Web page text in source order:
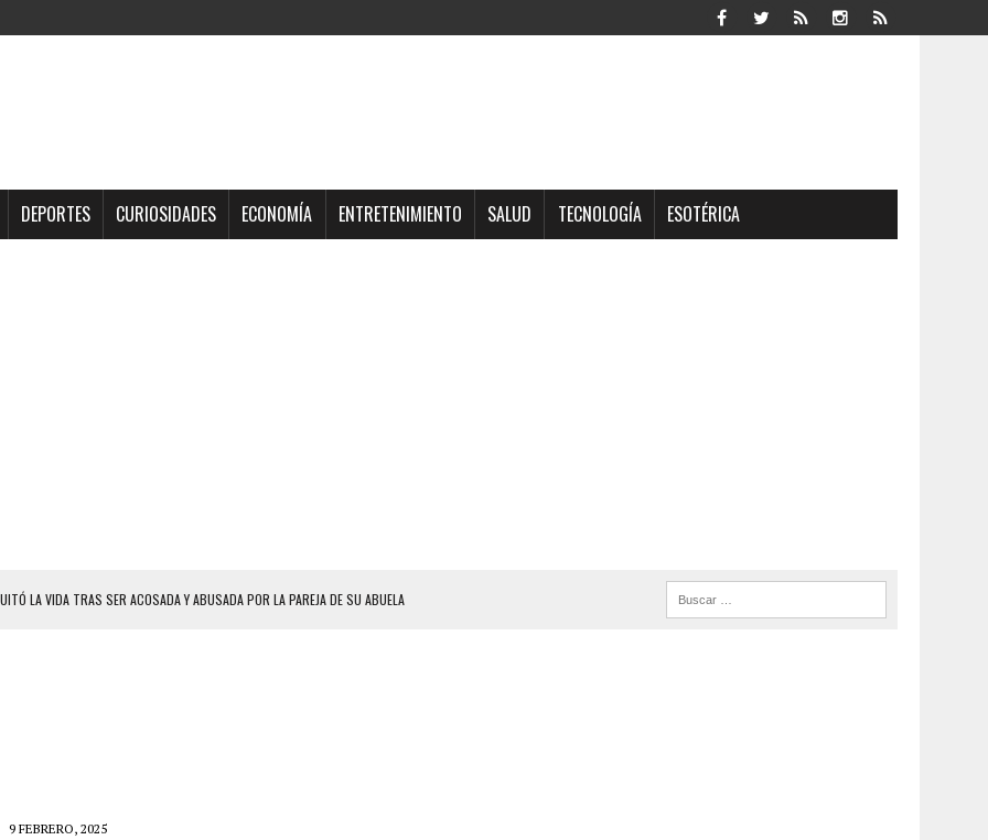
DEPORTES CURIOSIDADES ECONOMÍA ENTRETENIMIENTO SALUD TECNOLOGÍA ESOTÉRICA
LA VIDA TRAS SER ACOSADA Y ABUSADA POR LA PAREJA DE SU ABUELA
A UNA ADOLESCENTE DE 13 AÑOS TRAS ABUSAR DE ELLA
DE CHACAO
9 FEBRERO, 2025